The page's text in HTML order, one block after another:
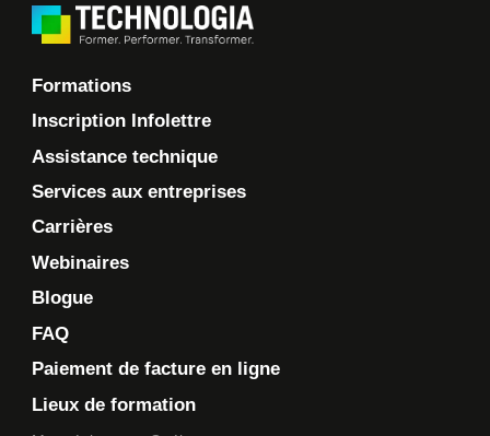
Formations
Inscription Infolettre
Assistance technique
Services aux entreprises
Carrières
Webinaires
Blogue
FAQ
Paiement de facture en ligne
Lieux de formation